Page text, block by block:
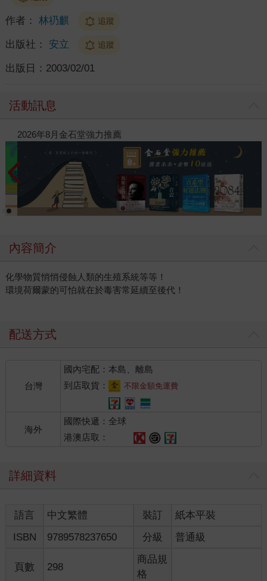
作者： 林礽麒 追蹤
出版社： 安立 追蹤
出版日： 2003/02/01
活動訊息
閱讀漫遊錄-2026上半年暢銷榜
內容簡介
化學物質悄悄侵蝕人類的生殖系統等等！
環境荷爾蒙的可怕就在於毒害常延續至後代！
配送方式
台灣
國內宅配：本島、離島
到店取貨：
不限金額免運費
海外
國際快遞：全球
港澳店取：
詳細資料
語言 中文繁體 裝訂
紙本平裝
ISBN
9789578237650 分級 普通級
頁數 298
商品規
格